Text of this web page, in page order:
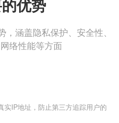
优势
涵盖隐私保护、安全性、
络性能等方面
实IP地址，防止第三方追踪用户的